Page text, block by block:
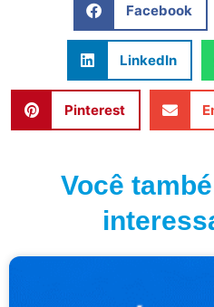
Facebook
LinkedIn
Pinterest
Você